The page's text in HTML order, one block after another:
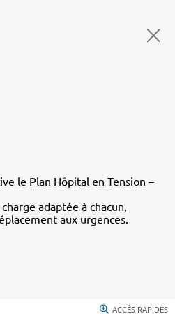
le Plan Hôpital en Tension –
adaptée à chacun,
aux urgences.
ACCÈS RAPIDES